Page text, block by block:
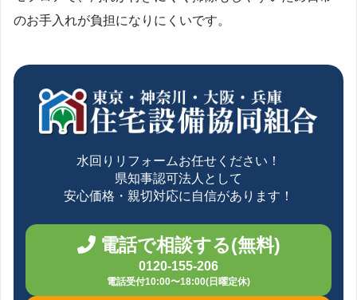
のお手入れが負担になりにくいです。
水回りリフォームお任せください！
県知事認可法人として
安心価格・親切対応に自信があります！
電話で相談する(無料)
0120-155-206
電話受付10:00〜18:00(日曜定休)